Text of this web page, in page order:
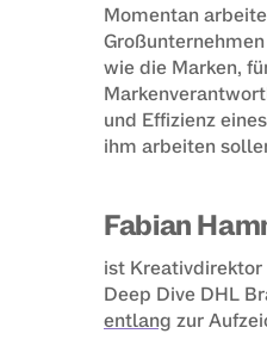
Momentan
wie die Marken,
und Effizienz
ihm arbeiten
Fabian
ist Kreativdirektor
Deep Dive DHL
entlang (opens in
zur